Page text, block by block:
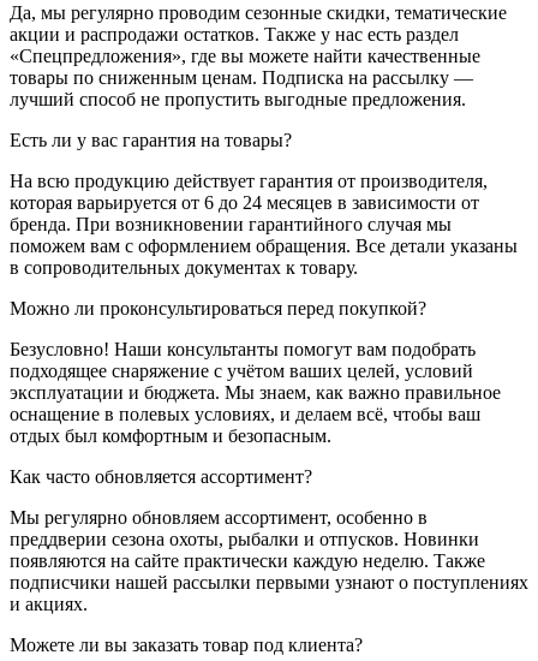
Да, мы регулярно проводим сезонные скидки, тематические
акции и распродажи остатков. Также у нас есть раздел
«Спецпредложения», где вы можете найти качественные
товары по сниженным ценам. Подписка на рассылку —
лучший способ не пропустить выгодные предложения.
Есть ли у вас гарантия на товары?
На всю продукцию действует гарантия от производителя,
которая варьируется от 6 до 24 месяцев в зависимости от
бренда. При возникновении гарантийного случая мы
поможем вам с оформлением обращения. Все детали указаны
в сопроводительных документах к товару.
Можно ли проконсультироваться перед покупкой?
Безусловно! Наши консультанты помогут вам подобрать
подходящее снаряжение с учётом ваших целей, условий
эксплуатации и бюджета. Мы знаем, как важно правильное
оснащение в полевых условиях, и делаем всё, чтобы ваш
отдых был комфортным и безопасным.
Как часто обновляется ассортимент?
Мы регулярно обновляем ассортимент, особенно в
преддверии сезона охоты, рыбалки и отпусков. Новинки
появляются на сайте практически каждую неделю. Также
подписчики нашей рассылки первыми узнают о поступлениях
и акциях.
Можете ли вы заказать товар под клиента?